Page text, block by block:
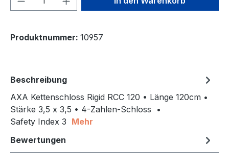
Produktnummer: 10957
Beschreibung
AXA Kettenschloss Rigid RCC 120 • Länge 120cm •
Stärke 3,5 x 3,5 • 4-Zahlen-Schloss •
Safety Index 3 Mehr
Bewertungen